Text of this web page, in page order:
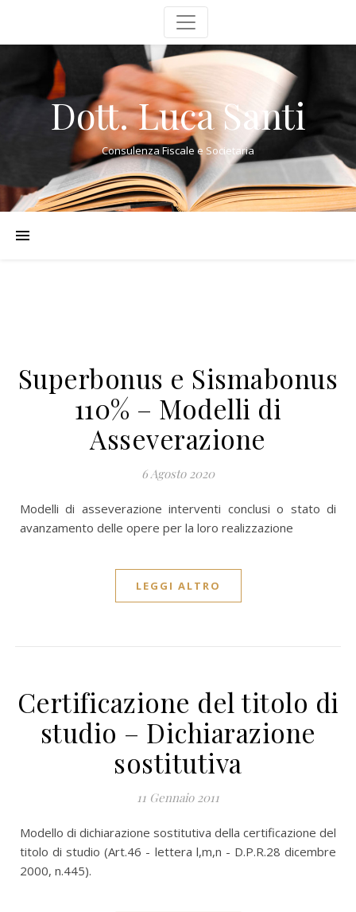
Dott. Luca Santi
Consulenza Fiscale e Societaria
Superbonus e Sismabonus
110% – Modelli di
Asseverazione
6 Agosto 2020
Modelli di asseverazione interventi conclusi o stato di
avanzamento delle opere per la loro realizzazione
LEGGI ALTRO
Certificazione del titolo di
studio – Dichiarazione
sostitutiva
11 Gennaio 2011
Modello di dichiarazione sostitutiva della certificazione del
titolo di studio (Art.46 - lettera l,m,n - D.P.R.28 dicembre
2000, n.445).